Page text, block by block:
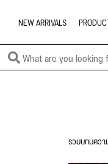
NEW ARRIVALS
รวมบทมควา